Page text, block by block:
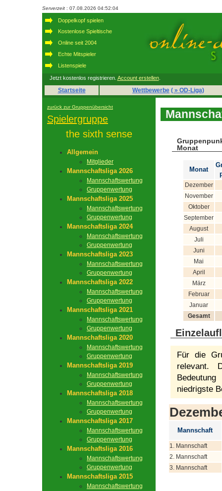
Serverzeit : 07.08.2026 04:52:04
Doppelkopf spielen
Kostenlose Spieltische
Online seit 2004
Echte Mitspieler
Listenspiele
Jetzt kostenlos registrieren. Account erstellen.
Startseite Wettbewerbe ( » OD-Liga)
zurück zur Gruppenübersicht
Spielergruppe
the sixth sense
Allgemein
Mitglieder
Mannschaftsliga 2026
Mannschaftswertung
Gruppenwertung
Mannschaftsliga 2025
Mannschaftswertung
Gruppenwertung
Mannschaftsliga 2024
Mannschaftswertung
Gruppenwertung
Mannschaftsliga 2023
Mannschaftswertung
Gruppenwertung
Mannschaftsliga 2022
Mannschaftswertung
Gruppenwertung
Mannschaftsliga 2021
Mannschaftswertung
Gruppenwertung
Mannschaftsliga 2020
Mannschaftswertung
Gruppenwertung
Mannschaftsliga 2019
Mannschaftswertung
Gruppenwertung
Mannschaftsliga 2018
Mannschaftswertung
Gruppenwertung
Mannschaftsliga 2017
Mannschaftswertung
Gruppenwertung
Mannschaftsliga 2016
Mannschaftswertung
Gruppenwertung
Mannschaftsliga 2015
Mannschaftswertung
Monat
Monat
Dezember
November
Oktober
September
August
Juli
Juni
Mai
April
März
Februar
Januar
Gesamt
Für die
relevant.
niedrigste
Mannschaft
1. Mannschaft
2. Mannschaft
3. Mannschaft